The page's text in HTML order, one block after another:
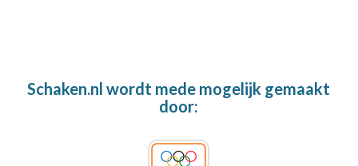
Schaken.nl wordt mede mogelijk gemaakt
door: